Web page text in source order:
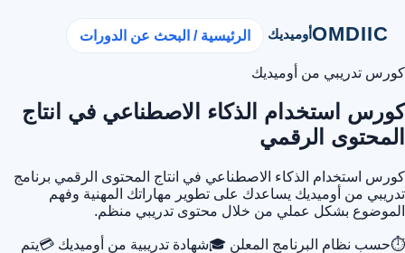
OMDIICأوميديك الرئيسية / البحث عن الدورات
كورس تدريبي من أوميديك
كورس استخدام الذكاء الاصطناعي في انتاج
المحتوى الرقمي
كورس استخدام الذكاء الاصطناعي في انتاج المحتوى الرقمي برنامج
تدريبي من أوميديك يساعدك على تطوير مهاراتك المهنية وفهم
الموضوع بشكل عملي من خلال محتوى تدريبي منظم.
⏱حسب نظام البرنامج المعلن 🎓شهادة تدريبية من أوميديك 💳يتم